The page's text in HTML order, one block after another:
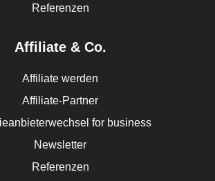
Referenzen
Affiliate & Co.
Affiliate werden
Affiliate-Partner
for business
Newsletter
Referenzen